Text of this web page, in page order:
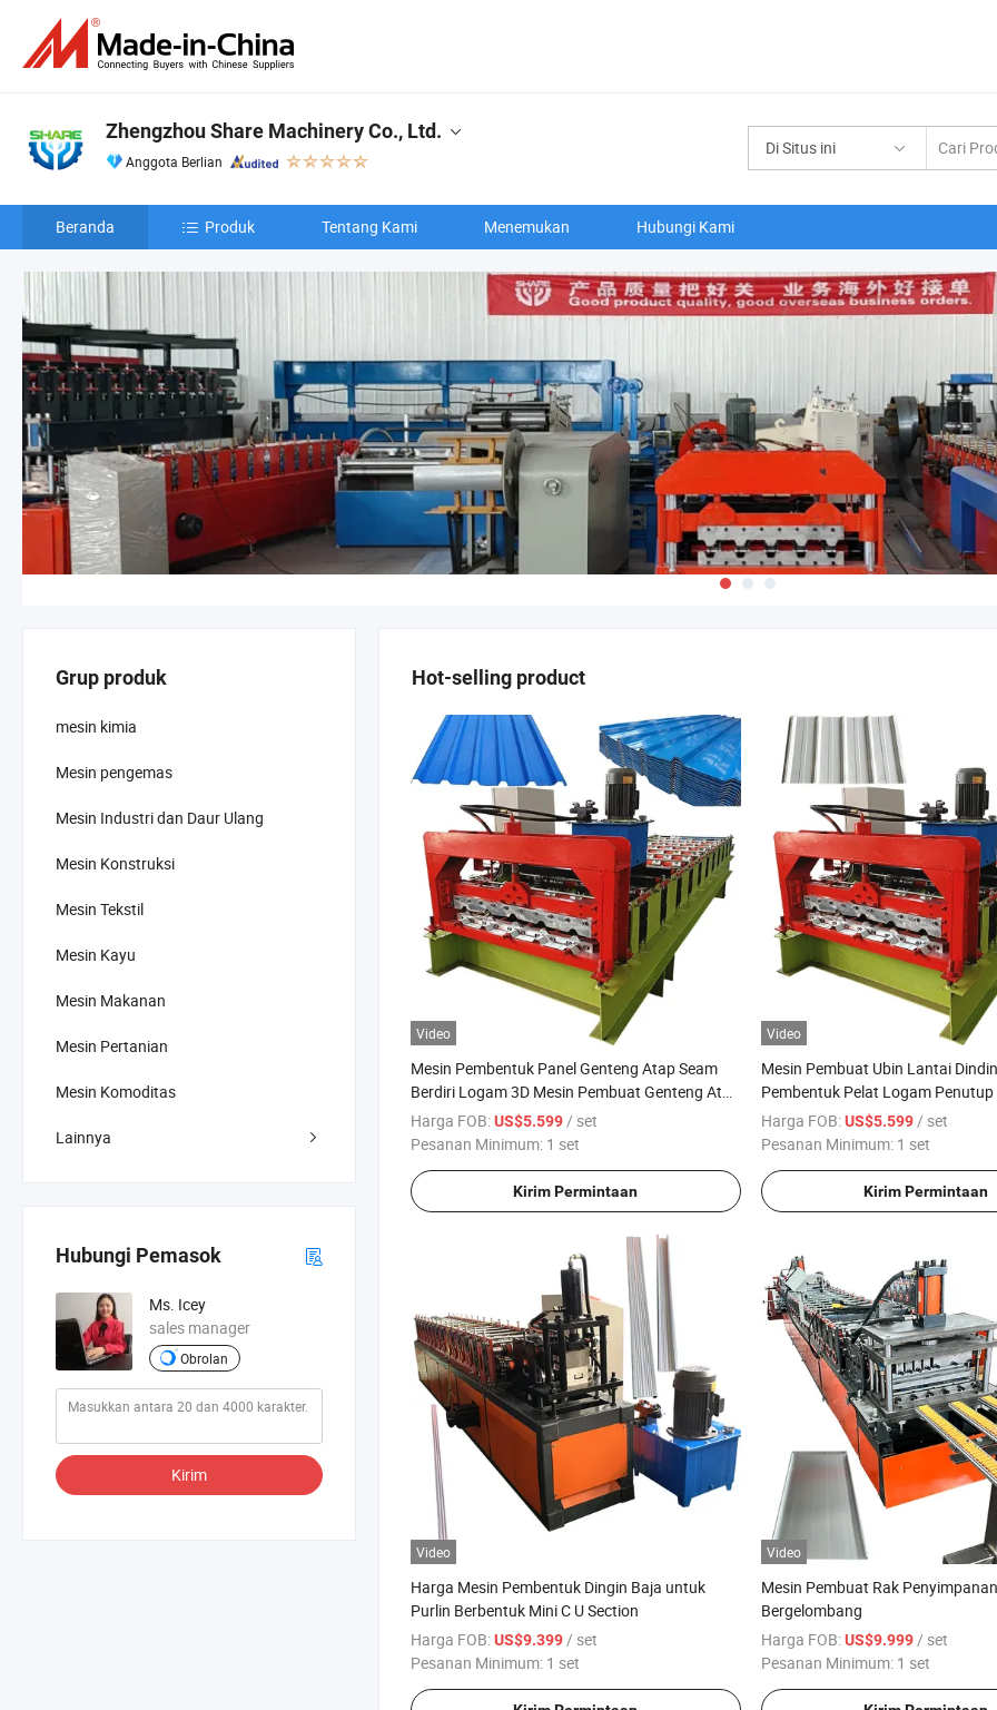
Di Situs ini
Zhengzhou Share Machinery Co., Ltd.
Anggota Berlian
Beranda Produk Tentang Kami Menemukan Hubungi Kami
Hot-selling product
Video
Mesin Pembentuk Panel Genteng Atap Seam
Berdiri Logam 3D Mesin Pembuat Genteng Atap
Logam
Harga FOB:US$5.599 / set
Pesanan Minimum: 1 set
Kirim Permintaan
Video
Mesin Pembuat Ubin Lantai
Pembentuk Pelat Logam
Harga FOB:US$5.599 / set
Pesanan Minimum: 1 set
Kirim Permintaan
Video
Harga Mesin Pembentuk Dingin Baja untuk
Purlin Berbentuk Mini C U Section
Harga FOB:US$9.399/ set
Pesanan Minimum: 1 set
Video
Mesin Pembuat Rak
Bergelombang
Harga FOB:US$9.999/ set
Pesanan Minimum: 1 set
Grup produk
mesin kimia
Mesin pengemas
Mesin Industri dan Daur Ulang
Mesin Konstruksi
Mesin Tekstil
Mesin Kayu
Mesin Makanan
Mesin Pertanian
Mesin Komoditas
Lainnya
Hubungi Pemasok
Ms. Icey
sales manager
Obrolan
Kirim